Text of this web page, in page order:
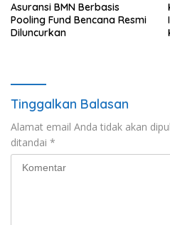
Asuransi BMN Berbasis
Pooling Fund Bencana Resmi
Diluncurkan
Tinggalkan Balasan
Alamat email Anda tidak akan
ditandai *